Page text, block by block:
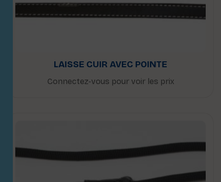
LAISSE CUIR AVEC POINTE
Connectez-vous pour voir les prix